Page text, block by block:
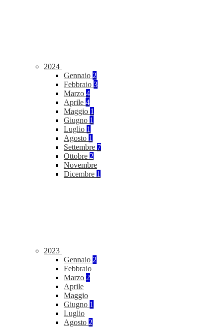
2024
Gennaio 2
Febbraio 3
Marzo 4
Aprile 4
Maggio 1
Giugno 1
Luglio 1
Agosto 1
Settembre 7
Ottobre 2
Novembre
Dicembre 1
2023
Gennaio 2
Febbraio
Marzo 2
Aprile
Maggio
Giugno 1
Luglio
Agosto 2